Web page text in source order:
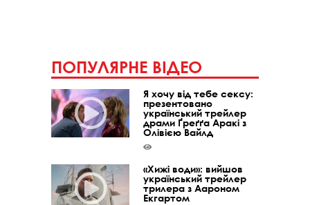
ПОПУЛЯРНЕ ВІДЕО
Я хочу від тебе сексу:
презентовано
український трейлер
драми Ґреґґа Аракі з
Олівією Вайлд
«Хижі води»: вийшов
український трейлер
трилера з Аароном
Екгартом